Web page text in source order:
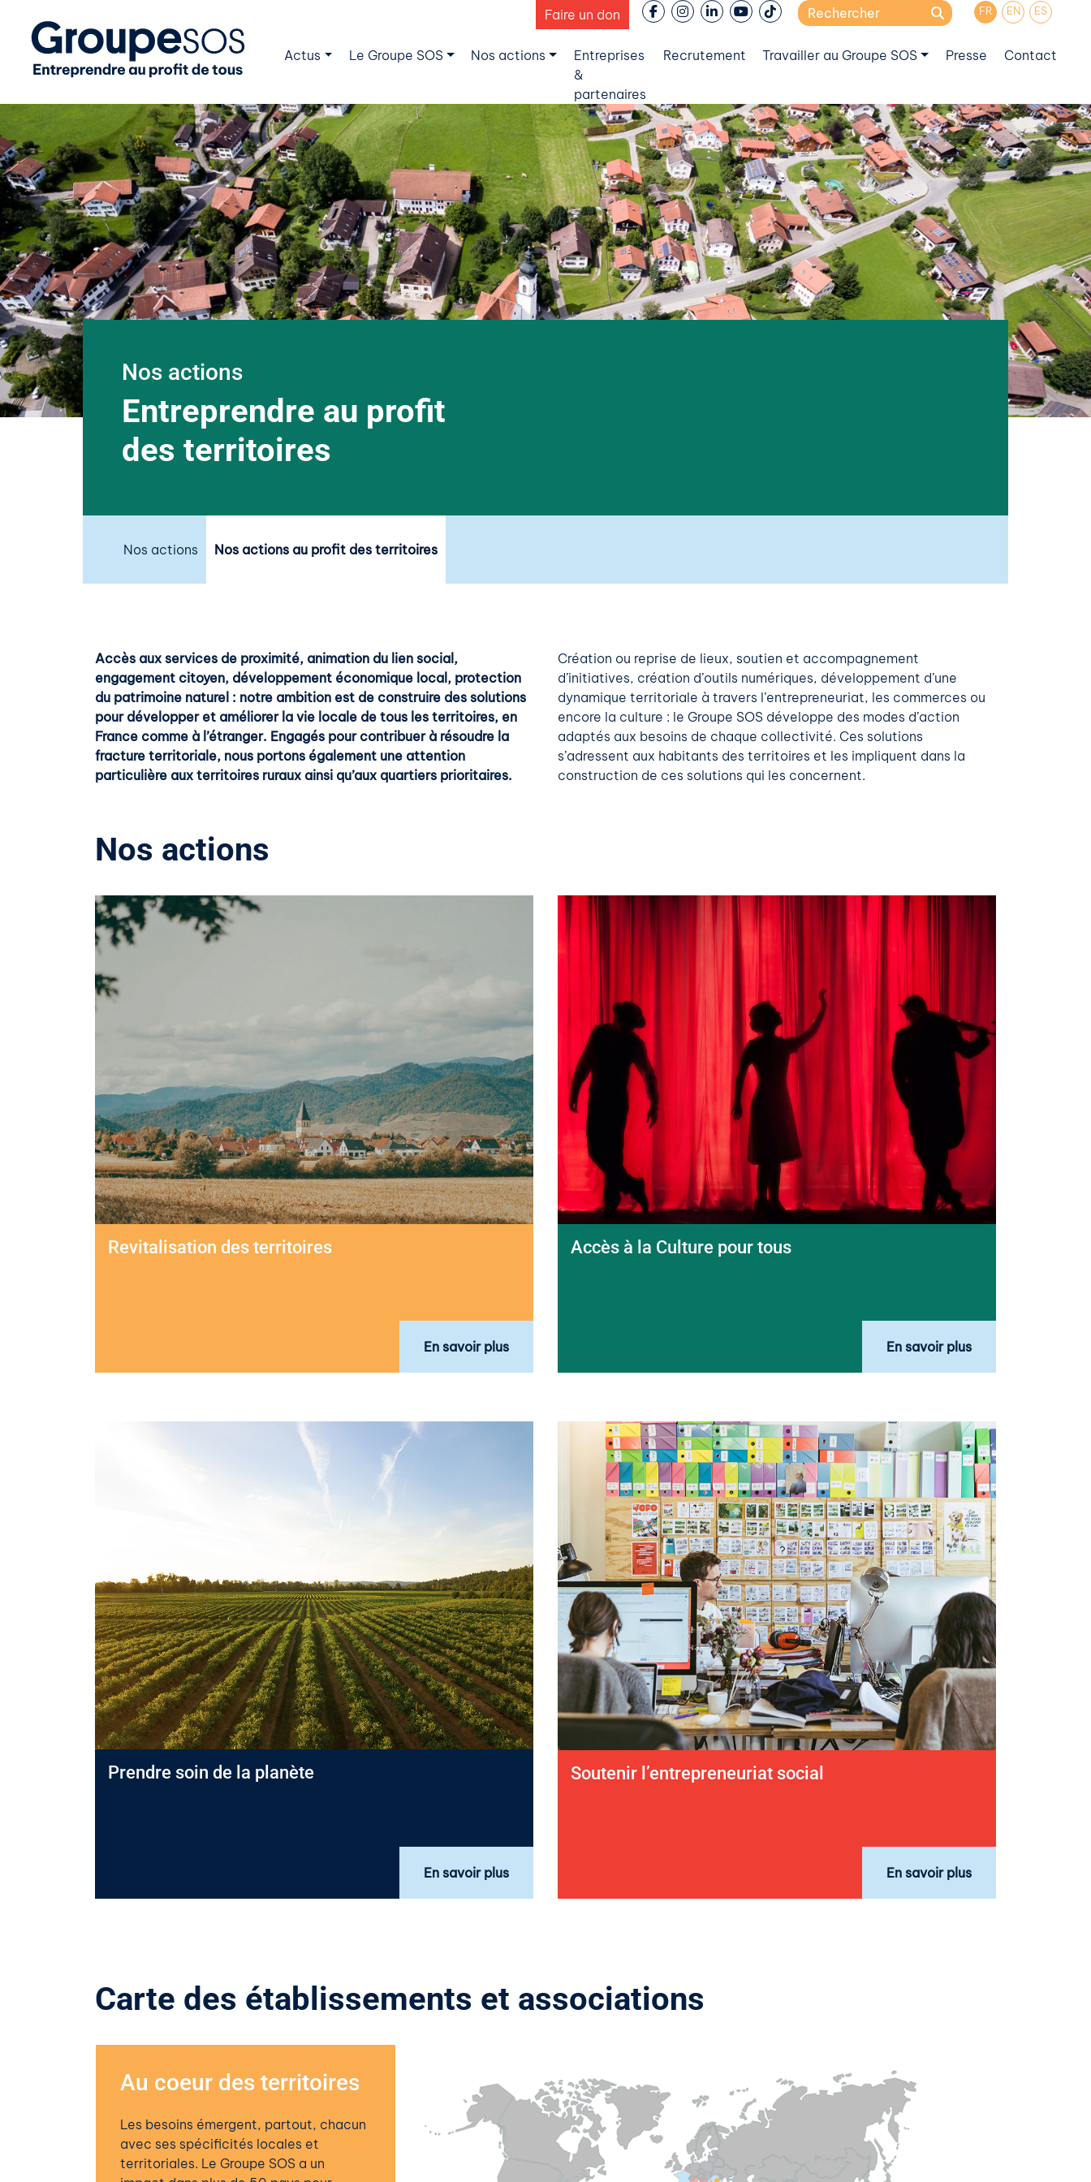
Faire un don
Search
FR EN ES
Actus Le Groupe SOS Nos actions
Entreprises
&
partenaires
Recrutement Travailler au Groupe SOS Presse Contact
Nos actions
Entreprendre au profit
des territoires
Nos actions Nos actions au profit des territoires
Accès aux services de proximité, animation du lien social,
engagement citoyen, développement économique local, protection
du patrimoine naturel : notre ambition est de construire des solutions
pour développer et améliorer la vie locale de tous les territoires, en
France comme à l’étranger. Engagés pour contribuer à résoudre la
fracture territoriale, nous portons également une attention
particulière aux territoires ruraux ainsi qu’aux quartiers prioritaires.
Création ou reprise de lieux, soutien et accompagnement
d’initiatives, création d’outils numériques, développement d’une
dynamique territoriale à travers l’entrepreneuriat, les commerces ou
encore la culture : le Groupe SOS développe des modes d’action
adaptés aux besoins de chaque collectivité. Ces solutions
s’adressent aux habitants des territoires et les impliquent dans la
construction de ces solutions qui les concernent.
Nos actions
Revitalisation des territoires
En savoir plus
Accès à la Culture pour tous
En savoir plus
Prendre soin de la planète
En savoir plus
Soutenir l’entrepreneuriat social
En savoir plus
Carte des établissements et associations
Au coeur des territoires
Les besoins émergent, partout, chacun
avec ses spécificités locales et
territoriales. Le Groupe SOS a un